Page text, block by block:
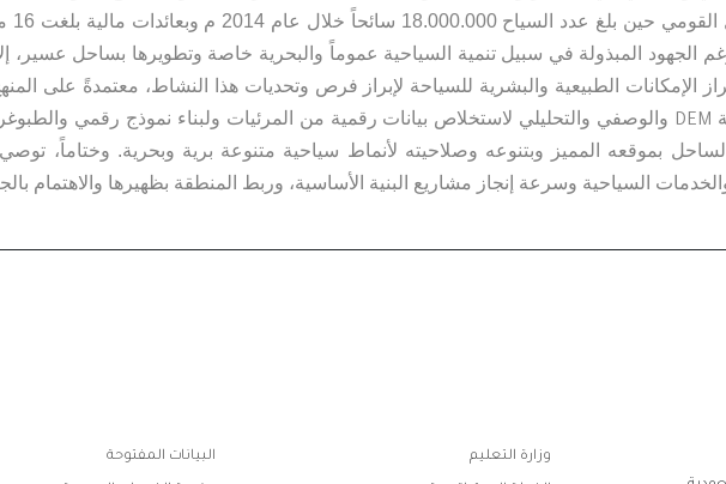
عدد السياح 18.000.000 سائحاً خلال
الجهود المبذولة في سبيل تنمية السياحية عموماً والبحرية خاصة وتطويرها بساحل عسير،
الإمكانات الطبيعية والبشرية للسياحة لإبراز فرص وتحديات هذا النشاط، معتمدةً على
والوصفي والتحليلي لاستخلاص بيانات رقمية من المرئيات ولبناء نموذج رقمي
بموقعه المميز
وبتنوعه وصلاحيته لأنماط سياحية متنوعة برية وبحرية. وختاماً،
السياحية وسرعة إنجاز مشاريع البنية الأساسية، وربط المنطقة بظهيرها والاهتمام
روابط
وزارة التعليم البيانات المفتوحة